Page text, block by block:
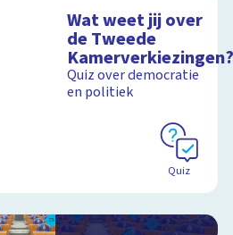
Wat weet jij over
de Tweede
Quiz over democratie
en politiek
Quiz